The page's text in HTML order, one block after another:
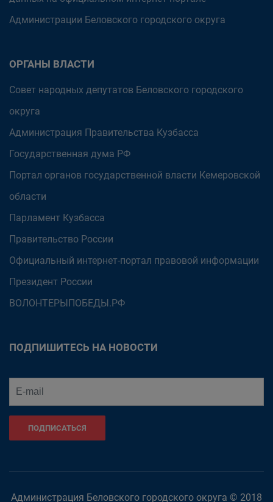
Администрации Беловского городского округа
ОРГАНЫ ВЛАСТИ
Совет народных депутатов Беловского городского
округа
Администрация Правительства Кузбасса
Государственная дума РФ
Портал органов государственной власти Кемеровской
области
Парламент Кузбасса
Правительство России
Официальный интернет-портал правовой информации
Президент России
ВОЛОНТЕРЫПОБЕДЫ.РФ
ПОДПИШИТЕСЬ НА НОВОСТИ
ПОДПИСАТЬСЯ
Администрация Беловского городского округа © 2018